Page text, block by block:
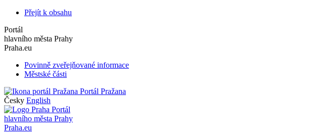
Přejít k obsahu
Portál
hlavního města Prahy
Praha.eu
Povinně zveřejňované informace
Městské části
Portál Pražana
Česky English
Portál
hlavního města Prahy
Praha.eu